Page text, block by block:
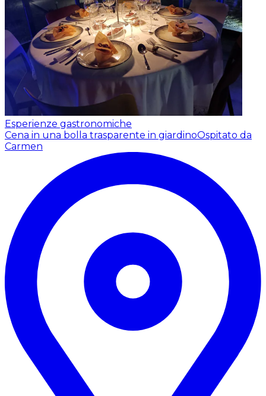
Esperienze gastronomiche
Cena in una bolla trasparente in giardinoOspitato da
Carmen